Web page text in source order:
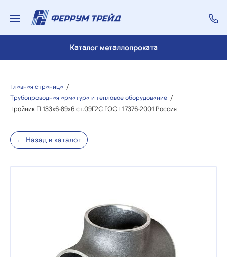
Каталог металлопроката
Главная страница /
Трубопроводная арматура и тепловое оборудование /
Тройник П 133х6-89х6 ст.09Г2С ГОСТ 17376-2001 Россия
← Назад в каталог